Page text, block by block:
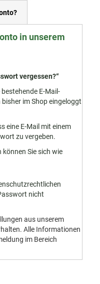
in unserem
vergessen?“
E-Mail-
im Shop eingeloggt
eine E-Mail mit einem
zu vergeben.
Sie sich wie
nicht
aus unserem
Alle Informationen
im Bereich